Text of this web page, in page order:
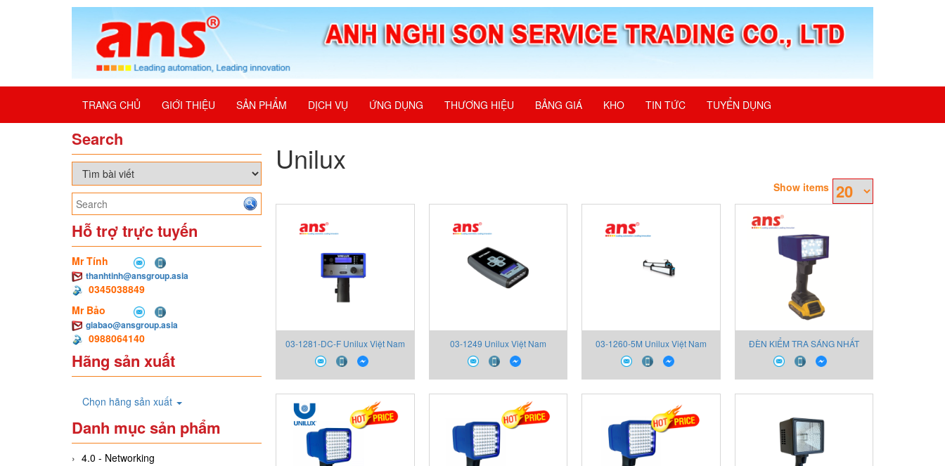
TRANG CHỦ GIỚI THIỆU SẢN PHẨM DỊCH VỤ ỨNG DỤNG THƯƠNG HIỆU BẢNG GIÁ KHO TIN TỨC TUYỂN DỤNG
Search
Hỗ trợ trực tuyến
Mr Tính
thanhtinh@ansgroup.asia
0345038849
Mr Bảo
giabao@ansgroup.asia
0988064140
Hãng sản xuất
Chọn hãng sản xuất
Danh mục sản phẩm
4.0 - Networking
Unilux
Show items
03-1281-DC-F Unilux Việt Nam 03-1249 Unilux Việt Nam 03-1260-5M Unilux Việt Nam
ĐÈN KIỂM TRA SÁNG NHẤT
LED 9 03-1282-DC-F
FUJIKURA Vietnam